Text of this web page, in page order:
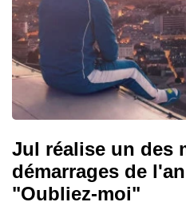
Jul réalise un des
démarrages de
"Oubliez-moi"